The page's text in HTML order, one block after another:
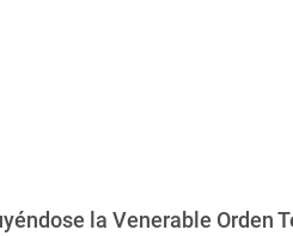
la Venerable Orden